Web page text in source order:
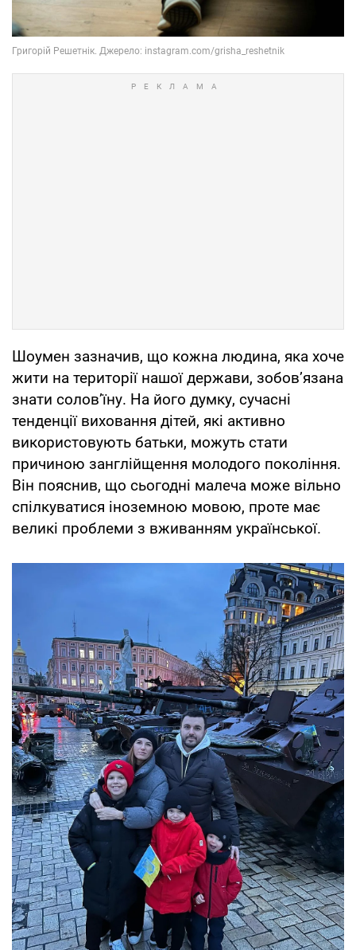
Шоумен зазначив, що кожна людина, яка хоче
жити на території нашої держави, зобов’язана
знати солов’їну. На його думку, сучасні
тенденції виховання дітей, які активно
використовують батьки, можуть стати
причиною занглійщення молодого покоління.
Він пояснив, що сьогодні малеча може вільно
спілкуватися іноземною мовою, проте має
великі проблеми з вживанням української.